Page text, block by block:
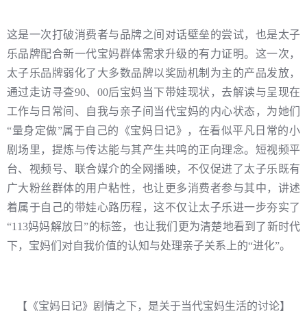
这是一次打破消费者与品牌之间对话壁垒的尝试，也是太子
乐品牌配合新一代宝妈群体需求升级的有力证明。这一次，
太子乐品牌弱化了大多数品牌以奖励机制为主的产品发放，
通过走访寻查90、00后宝妈当下带娃现状，去解读与呈现在
工作与日常间、自我与亲子间当代宝妈的内心状态，为她们
“量身定做”属于自己的《宝妈日记》，在看似平凡日常的小
剧场里，提炼与传达能与其产生共鸣的正向理念。短视频平
台、视频号、联合媒介的全网播映，不仅促进了太子乐既有
广大粉丝群体的用户粘性，也让更多消费者参与其中，讲述
着属于自己的带娃心路历程，这不仅让太子乐进一步夯实了
“113妈妈解放日”的标签，也让我们更为清楚地看到了新时代
下，宝妈们对自我价值的认知与处理亲子关系上的“进化”。
【《宝妈日记》剧情之下，是关于当代宝妈生活的讨论】